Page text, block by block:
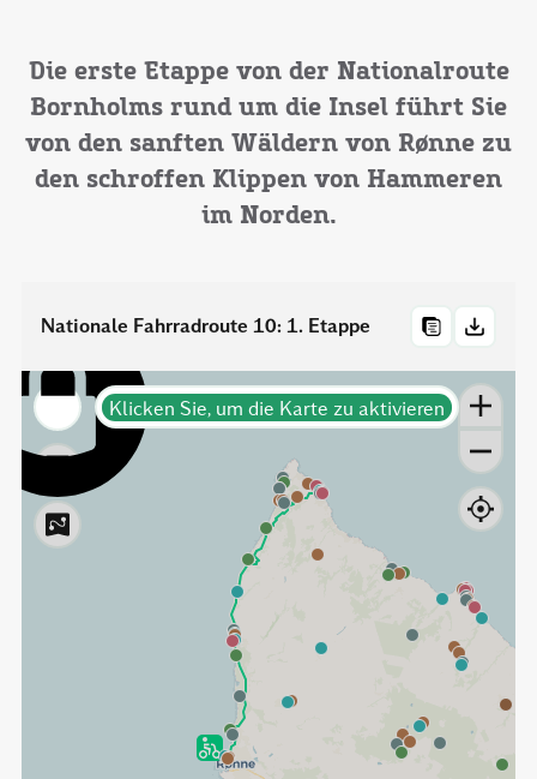
Die erste Etappe von der Nationalroute
Bornholms rund um die Insel führt Sie
von den sanften Wäldern von Rønne zu
den schroffen Klippen von Hammeren
im Norden.